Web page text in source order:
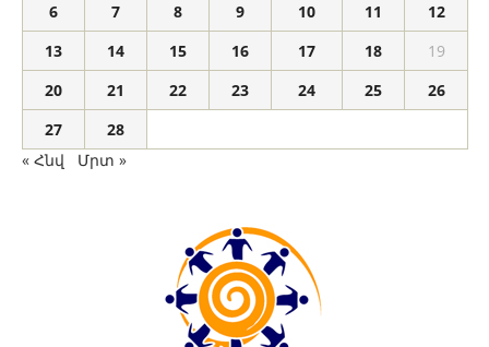
6
7 8 9 10 11
12
13
14 15 16 17 18
19
20
21 22 23 24 25
26
27
28
« Հնվ
Մրտ »